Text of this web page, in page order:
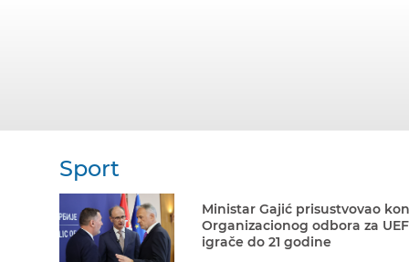
Sport
Ministar Gajić prisustvovao
Organizacionog odbora za
igrače do 21 godine